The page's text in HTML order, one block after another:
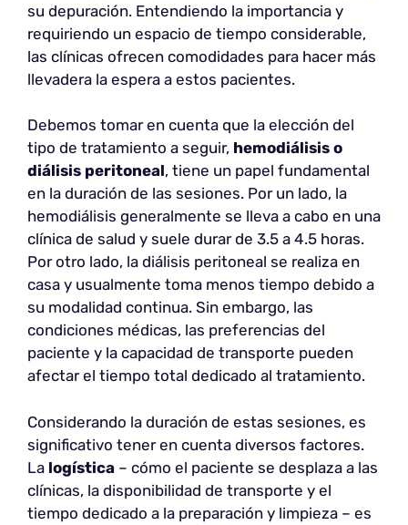
su depuración. Entendiendo la importancia y
requiriendo un espacio de tiempo considerable,
las clínicas ofrecen comodidades para hacer más
llevadera la espera a estos pacientes.
Debemos tomar en cuenta que la elección del
tipo de tratamiento a seguir, hemodiálisis o
diálisis peritoneal, tiene un papel fundamental
en la duración de las sesiones. Por un lado, la
hemodiálisis generalmente se lleva a cabo en una
clínica de salud y suele durar de 3.5 a 4.5 horas.
Por otro lado, la diálisis peritoneal se realiza en
casa y usualmente toma menos tiempo debido a
su modalidad continua. Sin embargo, las
condiciones médicas, las preferencias del
paciente y la capacidad de transporte pueden
afectar el tiempo total dedicado al tratamiento.
Considerando la duración de estas sesiones, es
significativo tener en cuenta diversos factores.
La logística – cómo el paciente se desplaza a las
clínicas, la disponibilidad de transporte y el
tiempo dedicado a la preparación y limpieza – es